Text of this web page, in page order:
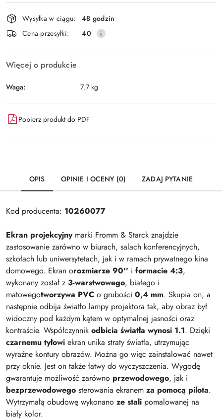
Wyślij
Dostępność
i
dostawa
Wysyłka w ciągu:
48 godzin
Cena przesyłki:
40
Więcej o produkcie
Waga: 7.7 kg
Pobierz produkt do PDF
OPIS OPINIE I OCENY (0) ZADAJ PYTANIE
Kod producenta: 10260077
Ekran projekcyjnymarki Fromm & Starck znajdzie
zastosowanie zarówno w biurach, salach konferencyjnych,
szkołach lub uniwersytetach, jak i w ramach prywatnego kina
domowego. Ekran orozmiarze 90'' i formacie 4:3,
wykonany został z 3-warstwowego, białego i
matowegotworzywa PVC o grubości 0,4 mm. Skupia on, a
następnie odbija światło lampy projektora tak, aby obraz był
widoczny pod każdym kątem w optymalnej jasności oraz
kontraście. Współczynnik odbicia światła wynosi 1.1. Dzięki
czarnemu tyłowi ekran unika straty światła, utrzymując
wyraźne kontury obrazów. Można go więc zainstalować nawet
przy oknie. Jest on także łatwy do wyczyszczenia. Wygodę
gwarantuje możliwość zarówno przewodowego, jak i
bezprzewodowego sterowania ekranem za pomocą pilota.
Wytrzymałą obudowę wykonano ze stali pomalowanej na
biały kolor.